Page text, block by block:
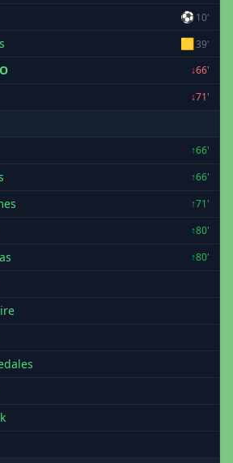
⚽ 10'
🟨39'
↓66'
↓71'
↑66'
↑66'
↑71'
↑80'
↑80'